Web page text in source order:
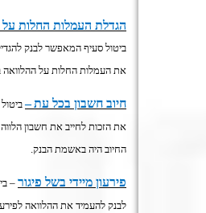
הגדלת העמלות החלות על
ביטול סעיף המאפשר לבנק
את העמלות החלות על ההלוואה
חיוב חשבון בכל עת–
את הזכות לחייב את חשבון
החיוב היה באשמת הבנק.
פירעון מיידי בשל פיגור –
לבנק להעמיד את ההלוואה